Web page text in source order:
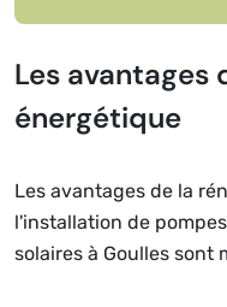
Les avantages
énergétique
Les avantages de la
l'installation de
solaires à Goulles sont